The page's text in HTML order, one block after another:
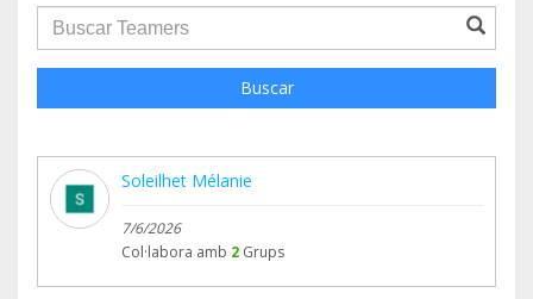
groupProfile.searchForm.search.text???
Buscar
Soleilhet Mélanie
7/6/2026
Col·labora amb 2 Grups